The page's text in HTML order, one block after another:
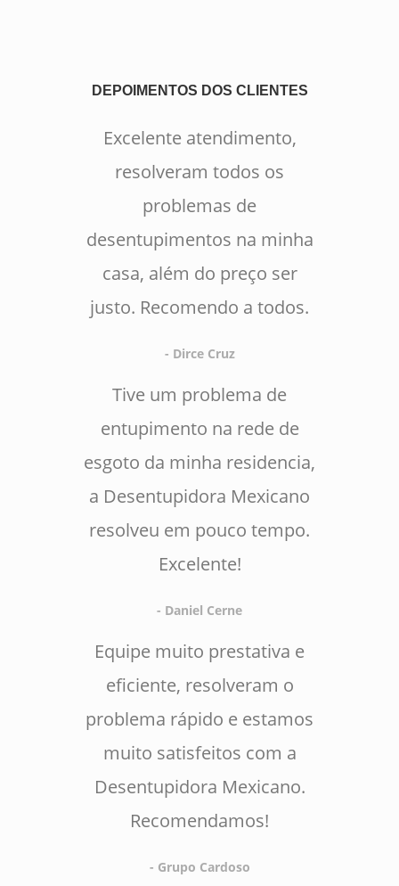
DEPOIMENTOS DOS CLIENTES
Excelente atendimento,
resolveram todos os
problemas de
desentupimentos na minha
casa, além do preço ser
justo. Recomendo a todos.
- Dirce Cruz
Tive um problema de
entupimento na rede de
esgoto da minha residencia,
a Desentupidora Mexicano
resolveu em pouco tempo.
Excelente!
- Daniel Cerne
Equipe muito prestativa e
eficiente, resolveram o
problema rápido e estamos
muito satisfeitos com a
Desentupidora Mexicano.
Recomendamos!
- Grupo Cardoso